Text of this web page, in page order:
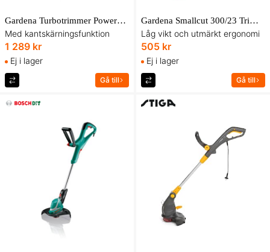
Gardena Turbotrimmer PowerCut 650/28 Trimmer
Med kantskärningsfunktion
1 289 kr
Ej i lager
Gå till
Gardena Smallcut 300/23 Trimmer
Låg vikt och utmärkt ergonomi
505 kr
Ej i lager
Gå till